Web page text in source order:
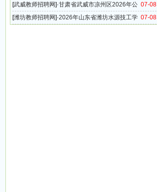
城区学校（园）面向全县教体系统公开竞聘在职在编教
师公告
07-08
[武威教师招聘网]·甘肃省武威市凉州区2026年公
开选调农村学校（幼儿园）教师到城区任教的公告07-08
[潍坊教师招聘网]·2026年山东省潍坊水源技工学